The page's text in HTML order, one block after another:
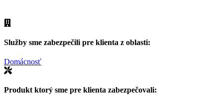
Služby sme zabezpečili pre klienta z oblasti:
Domácnosť
Produkt ktorý sme pre klienta zabezpečovali: